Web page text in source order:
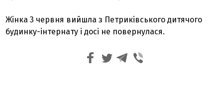
Жінка 3 червня вийшла з Петриківського дитячого
будинку-інтернату і досі не повернулася.